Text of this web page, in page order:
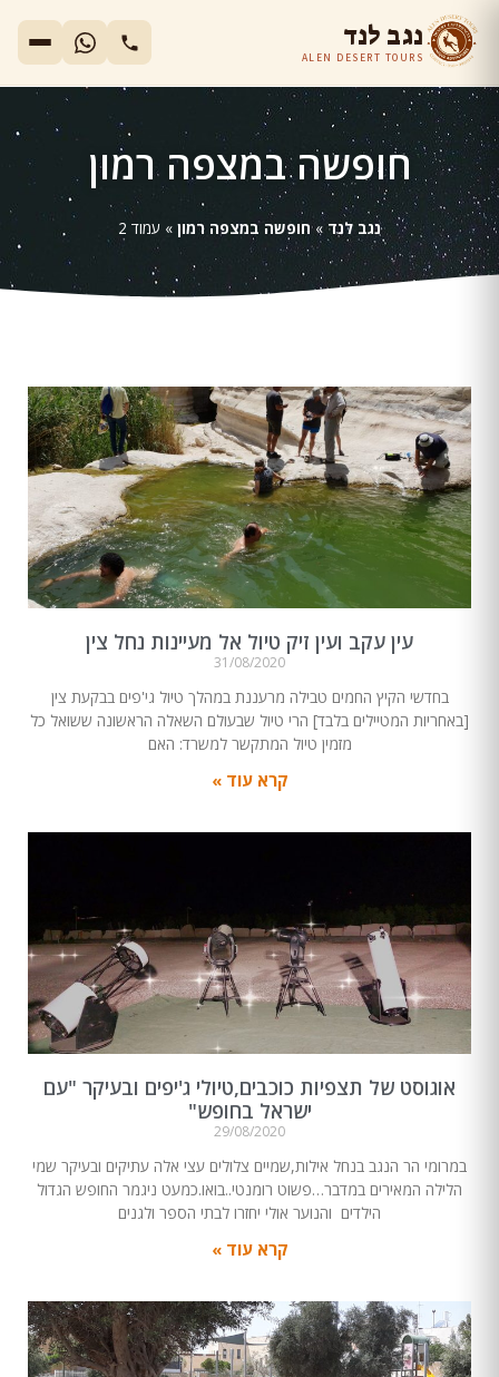
נגב לנד
ALEN DESERT TOURS
חופשה במצפה רמון
נגב לנד »חופשה במצפה רמון » עמוד 2
עין עקב ועין זיק טיול אל מעיינות נחל צין
31/08/2020
בחדשי הקיץ החמים טבילה מרעננת במהלך טיול גי'פים בבקעת צין
[באחריות המטיילים בלבד] הרי טיול שבעולם השאלה הראשונה ששואל כל
מזמין טיול המתקשר למשרד: האם
קרא עוד »
אוגוסט של תצפיות כוכבים,טיולי ג'יפים ובעיקר "עם
ישראל בחופש"
29/08/2020
במרומי הר הנגב בנחל אילות,שמיים צלולים עצי אלה עתיקים ובעיקר שמי
הלילה המאירים במדבר…פשוט רומנטי..בואו.כמעט ניגמר החופש הגדול
הילדים והנוער אולי יחזרו לבתי הספר ולגנים
קרא עוד »